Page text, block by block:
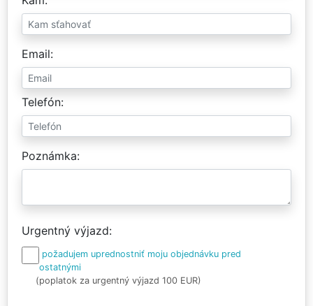
Email
Telefón
Poznámka
Urgentný výjazd
požadujem uprednostniť moju objednávku pred
ostatnými
(poplatok za urgentný výjazd 100 EUR)